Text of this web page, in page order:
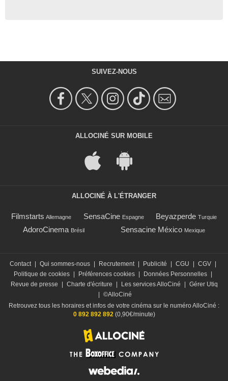
SUIVEZ-NOUS
ALLOCINÉ SUR MOBILE
ALLOCINÉ À L'ÉTRANGER
Filmstarts Allemagne SensaCine Espagne Beyazperde Turquie
AdoroCinema Brésil Sensacine México Mexique
Contact | Qui sommes-nous | Recrutement | Publicité | CGU | CGV |
Politique de cookies | Préférences cookies | Données Personnelles |
Revue de presse
| Charte d'écriture | Les services AlloCiné | Gérer Utiq
| ©AlloCiné
Retrouvez tous les horaires et infos de votre cinéma sur le numéro AlloCiné :
0 892 892 892 (0,90€/minute)